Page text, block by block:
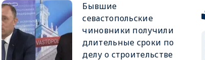
Бывшие
севастопольские
чиновники получили
длительные сроки по
делу о строительстве